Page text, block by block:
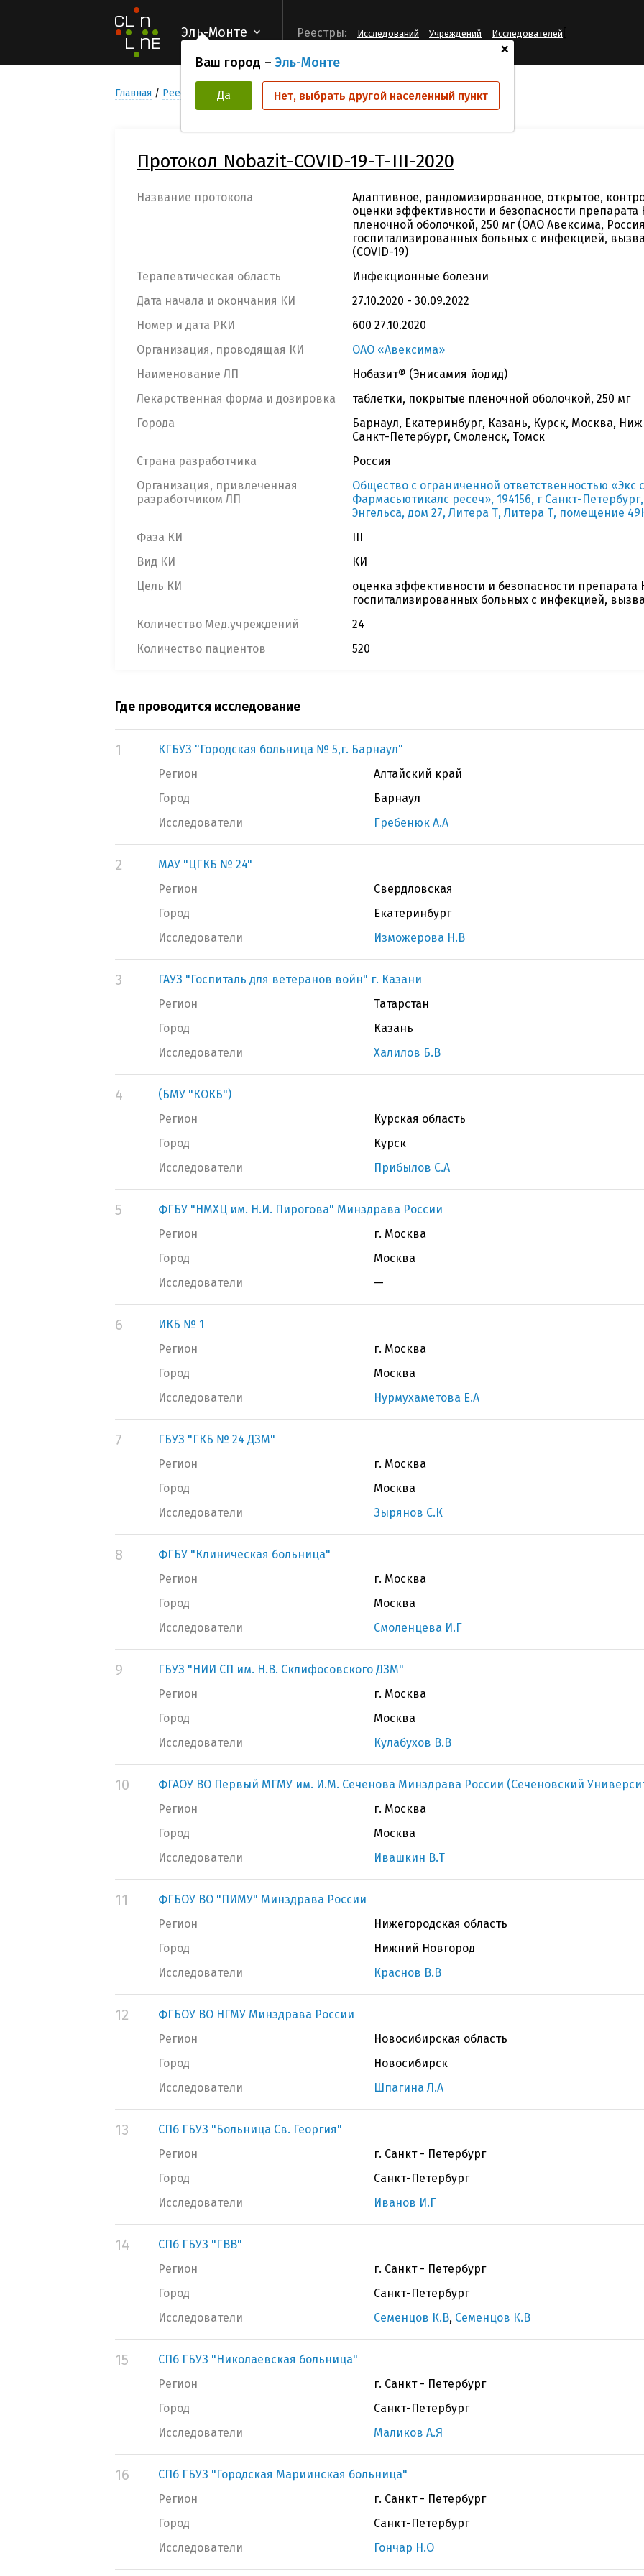
Эль-Монте
+
Ваш город – Эль-Монте
Да Нет, выбрать другой населенный пункт
Реестры: Исследований Учреждений Исследователей
Главная Реестр Клинических исследований Nobazit-COVID-19-T-III-2020
Протокол Nobazit-COVID-19-T-III-2020
Название протокола
Адаптивное, рандомизированное, открытое,
оценки эффективности и безопасности
пленочной оболочкой, 250 мг (ОАО Авексима,
госпитализированных больных с инфекцией,
(COVID-19)
Терапевтическая область
Инфекционные болезни
Дата начала и окончания КИ
27.10.2020 - 30.09.2022
Номер и дата РКИ
600 27.10.2020
Организация, проводящая КИ
ОАО «Авексима»
Наименование ЛП
Нобазит® (Энисамия йодид)
Лекарственная форма и дозировка
таблетки, покрытые пленочной оболочкой, 250 мг
Города
Барнаул, Екатеринбург, Казань, Курск, Москва,
Санкт-Петербург, Смоленск, Томск
Страна разработчика
Россия
Организация, привлеченная
разработчиком ЛП
Общество с ограниченной ответственностью «Экс
Фармасьютикалс ресеч», 194156, г Санкт-
Энгельса, дом 27, Литера Т, Литера Т, помещение
Фаза КИ
III
Вид КИ
КИ
Цель КИ
оценка эффективности и безопасности препарата
госпитализированных больных с инфекцией,
Количество Мед.учреждений
24
Количество пациентов
520
Где проводится исследование
1
КГБУЗ "Городская больница № 5,г. Барнаул"
Регион
Алтайский край
Город
Барнаул
Исследователи
Гребенюк А.А
2
МАУ "ЦГКБ № 24"
Регион
Свердловская
Город
Екатеринбург
Исследователи
Изможерова Н.В
3
ГАУЗ "Госпиталь для ветеранов войн" г. Казани
Регион
Татарстан
Город
Казань
Исследователи
Халилов Б.В
4
(БМУ "КОКБ")
Регион
Курская область
Город
Курск
Исследователи
Прибылов С.А
5
ФГБУ "НМХЦ им. Н.И. Пирогова" Минздрава России
Регион
г. Москва
Город
Москва
Исследователи
—
6
ИКБ № 1
Регион
г. Москва
Город
Москва
Исследователи
Нурмухаметова Е.А
7
ГБУЗ "ГКБ № 24 ДЗМ"
Регион
г. Москва
Город
Москва
Исследователи
Зырянов С.К
8
ФГБУ "Клиническая больница"
Регион
г. Москва
Город
Москва
Исследователи
Смоленцева И.Г
9
ГБУЗ "НИИ СП им. Н.В. Склифосовского ДЗМ"
Регион
г. Москва
Город
Москва
Исследователи
Кулабухов В.В
10
ФГАОУ ВО Первый МГМУ им. И.М. Сеченова Минздрава России (Сеченовский
Регион
г. Москва
Город
Москва
Исследователи
Ивашкин В.Т
11
ФГБОУ ВО "ПИМУ" Минздрава России
Регион
Нижегородская область
Город
Нижний Новгород
Исследователи
Краснов В.В
12
ФГБОУ ВО НГМУ Минздрава России
Регион
Новосибирская область
Город
Новосибирск
Исследователи
Шпагина Л.А
13
СПб ГБУЗ "Больница Св. Георгия"
Регион
г. Санкт - Петербург
Город
Санкт-Петербург
Исследователи
Иванов И.Г
14
СПб ГБУЗ "ГВВ"
Регион
г. Санкт - Петербург
Город
Санкт-Петербург
Исследователи
Семенцов К.В, Семенцов К.В
15
СПб ГБУЗ "Николаевская больница"
Регион
г. Санкт - Петербург
Город
Санкт-Петербург
Исследователи
Маликов А.Я
16
СПб ГБУЗ "Городская Мариинская больница"
Регион
г. Санкт - Петербург
Город
Санкт-Петербург
Исследователи
Гончар Н.О